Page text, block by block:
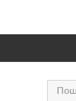
Пошук: